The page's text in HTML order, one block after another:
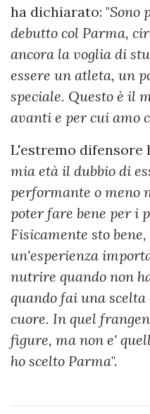
ha dichiarato: "Sono
debutto col Parma,
ancora la voglia di
essere un atleta, un
speciale. Questo è il
avanti e per cui amo
L'estremo difensore
mia età il dubbio di
performante o meno
poter fare bene per i
Fisicamente sto
un'esperienza
nutrire quando non
quando fai una
cuore. In quel
figure, ma non e'
ho scelto Parma".